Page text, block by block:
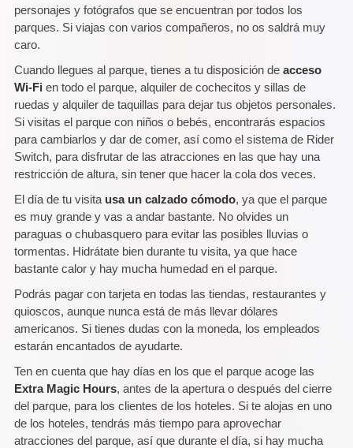
personajes y fotógrafos que se encuentran por todos los
parques. Si viajas con varios compañeros, no os saldrá muy
caro.
Cuando llegues al parque, tienes a tu disposición de acceso
Wi-Fi en todo el parque, alquiler de cochecitos y sillas de
ruedas y alquiler de taquillas para dejar tus objetos personales.
Si visitas el parque con niños o bebés, encontrarás espacios
para cambiarlos y dar de comer, así como el sistema de Rider
Switch, para disfrutar de las atracciones en las que hay una
restricción de altura, sin tener que hacer la cola dos veces.
El día de tu visita usa un calzado cómodo, ya que el parque
es muy grande y vas a andar bastante. No olvides un
paraguas o chubasquero para evitar las posibles lluvias o
tormentas. Hidrátate bien durante tu visita, ya que hace
bastante calor y hay mucha humedad en el parque.
Podrás pagar con tarjeta en todas las tiendas, restaurantes y
quioscos, aunque nunca está de más llevar dólares
americanos. Si tienes dudas con la moneda, los empleados
estarán encantados de ayudarte.
Ten en cuenta que hay días en los que el parque acoge las
Extra Magic Hours, antes de la apertura o después del cierre
del parque, para los clientes de los hoteles. Si te alojas en uno
de los hoteles, tendrás más tiempo para aprovechar
atracciones del parque, así que durante el día, si hay mucha